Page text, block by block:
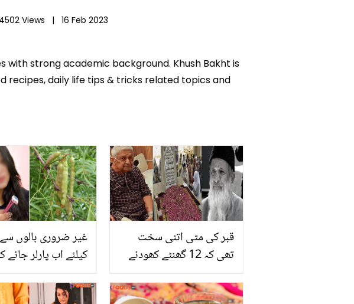
4502 Views | 16 Feb 2023
with strong academic background. Khush Bakht is
daily life tips & tricks related topics and
غیر ضروری بالوں
کیلئے اب پارلر جانے
چھوٹے سے پھل سے
قبر کی مٹی اتنی سخت
تھی کہ 12 گھنٹے کھودنے
مشہور شخصیات کی قبروں